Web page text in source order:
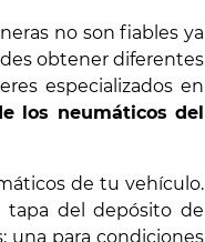
no son fiables ya
obtener diferentes
especializados en
los neumáticos del
de tu vehículo.
tapa del depósito de
una para condiciones